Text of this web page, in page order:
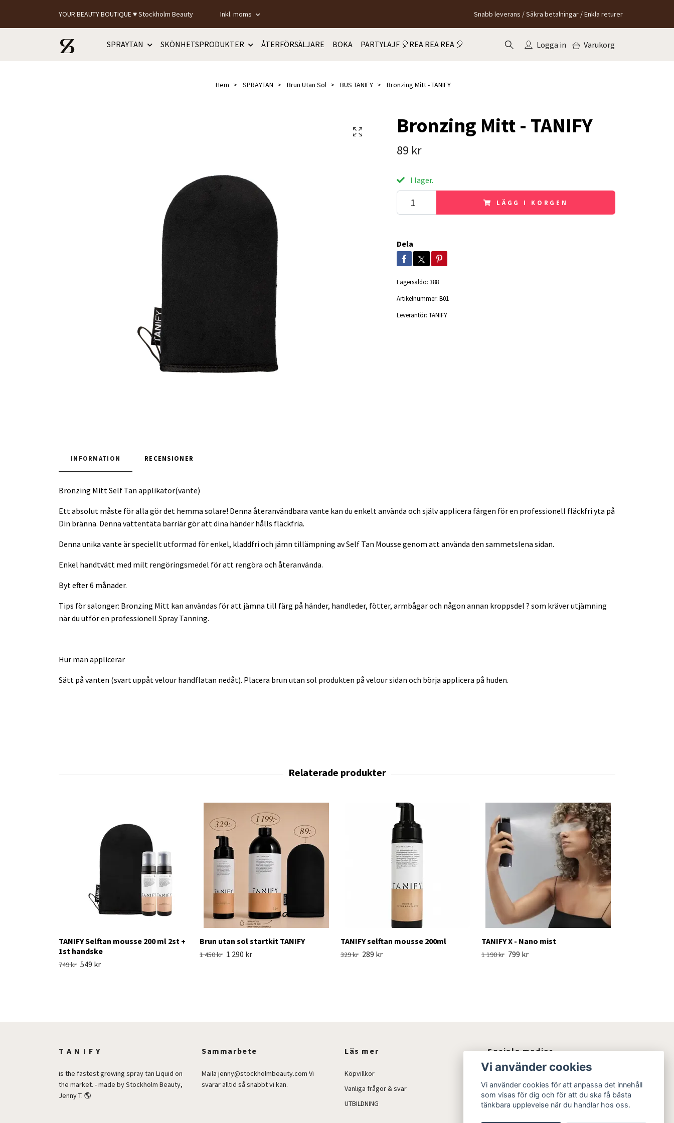
YOUR BEAUTY BOUTIQUE ♥ Stockholm Beauty Inkl. moms Snabb leverans / Säkra betalningar / Enkla returer
SPRAYTAN SKÖNHETSPRODUKTER ÅTERFÖRSÄLJARE BOKA PARTYLAJF 🎈REA REA REA 🎈 Logga in Varukorg
Hem SPRAYTAN Brun Utan Sol BUS TANIFY Bronzing Mitt - TANIFY
Bronzing Mitt - TANIFY
89 kr
I lager.
LÄGG I KORGEN
Dela
Lagersaldo: 388
Artikelnummer: B01
Leverantör: TANIFY
INFORMATION RECENSIONER
Bronzing Mitt Self Tan applikator(vante)
Ett absolut måste för alla gör det hemma solare! Denna återanvändbara vante kan du enkelt använda och själv applicera färgen för en professionell fläckfri yta på
Din bränna. Denna vattentäta barriär gör att dina händer hålls fläckfria.
Denna unika vante är speciellt utformad för enkel, kladdfri och jämn tillämpning av Self Tan Mousse genom att använda den sammetslena sidan.
Enkel handtvätt med milt rengöringsmedel för att rengöra och återanvända.
Byt efter 6 månader.
Tips för salonger: Bronzing Mitt kan användas för att jämna till färg på händer, handleder, fötter, armbågar och någon annan kroppsdel ? som kräver utjämning
när du utför en professionell Spray Tanning.
Hur man applicerar
Sätt på vanten (svart uppåt velour handflatan nedåt). Placera brun utan sol produkten på velour sidan och börja applicera på huden.
TANIFY Selftan mousse 200 ml 2st +
1st handske
749 kr 549 kr
Brun utan sol startkit TANIFY
1 450 kr 1 290 kr
TANIFY selftan mousse 200ml
329 kr 289 kr
TANIFY X - Nano mist
1 190 kr 799 kr
T A N I F Y
is the fastest growing spray tan Liquid on
the market. - made by Stockholm Beauty,
Jenny T. 🌎
Sammarbete
Maila jenny@stockholmbeauty.com Vi
svarar alltid så snabbt vi kan.
Läs mer
Köpvillkor
Vanliga frågor & svar
UTBILDNING
Sociala medier
Instagram
Vi använder cookies
Vi använder cookies för att anpassa det innehåll
som visas för dig och för att du ska få bästa
tänkbara upplevelse när du handlar hos oss.